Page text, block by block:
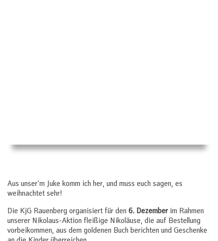
Aus unser’m Juke komm ich her, und muss euch sagen, es
weihnachtet sehr!
Die KjG Rauenberg organisiert für den 6. Dezemberim Rahmen
unserer Nikolaus-Aktion fleißige Nikoläuse, die auf Bestellung
vorbeikommen, aus dem goldenen Buch berichten und Geschenke